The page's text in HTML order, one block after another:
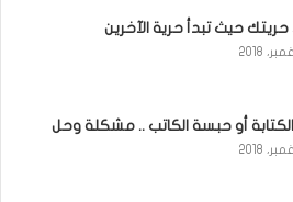
حيث تبدأ حرية الآخرين
أو حبسة الكاتب .. مشكلة وحل